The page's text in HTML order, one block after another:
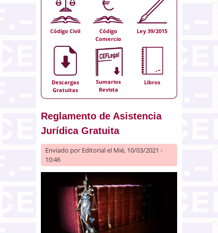
Código Civil
Código
Comercio
Ley 39/2015
Descargas
Gratuitas
Sumarios
Revista
Libros
Reglamento de Asistencia
Jurídica Gratuita
Enviado por Editorialel Mié, 10/03/2021 -
10:46